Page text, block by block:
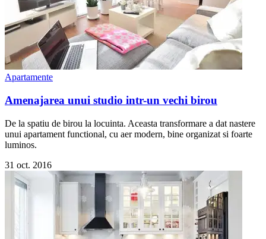
Apartamente
Amenajarea unui studio intr-un vechi birou
De la spatiu de birou la locuinta. Aceasta transformare a dat nastere
unui apartament functional, cu aer modern, bine organizat si foarte
luminos.
31 oct. 2016